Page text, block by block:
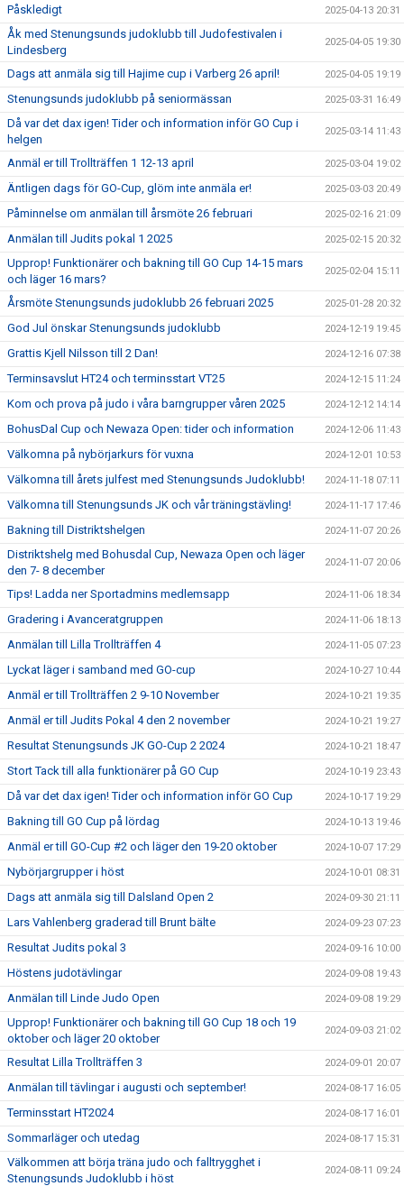
Påskledigt 2025-04-13 20:31
Åk med Stenungsunds judoklubb till Judofestivalen i
Lindesberg
2025-04-05 19:30
Dags att anmäla sig till Hajime cup i Varberg 26 april! 2025-04-05 19:19
Stenungsunds judoklubb på seniormässan 2025-03-31 16:49
Då var det dax igen! Tider och information inför GO Cup i
helgen
2025-03-14 11:43
Anmäl er till Trollträffen 1 12-13 april 2025-03-04 19:02
Äntligen dags för GO-Cup, glöm inte anmäla er! 2025-03-03 20:49
Påminnelse om anmälan till årsmöte 26 februari 2025-02-16 21:09
Anmälan till Judits pokal 1 2025 2025-02-15 20:32
Upprop! Funktionärer och bakning till GO Cup 14-15 mars
och läger 16 mars?
2025-02-04 15:11
Årsmöte Stenungsunds judoklubb 26 februari 2025 2025-01-28 20:32
God Jul önskar Stenungsunds judoklubb 2024-12-19 19:45
Grattis Kjell Nilsson till 2 Dan! 2024-12-16 07:38
Terminsavslut HT24 och terminsstart VT25 2024-12-15 11:24
Kom och prova på judo i våra barngrupper våren 2025 2024-12-12 14:14
BohusDal Cup och Newaza Open: tider och information 2024-12-06 11:43
Välkomna på nybörjarkurs för vuxna 2024-12-01 10:53
Välkomna till årets julfest med Stenungsunds Judoklubb! 2024-11-18 07:11
Välkomna till Stenungsunds JK och vår träningstävling! 2024-11-17 17:46
Bakning till Distriktshelgen 2024-11-07 20:26
Distriktshelg med Bohusdal Cup, Newaza Open och läger
den 7- 8 december
2024-11-07 20:06
Tips! Ladda ner Sportadmins medlemsapp 2024-11-06 18:34
Gradering i Avanceratgruppen 2024-11-06 18:13
Anmälan till Lilla Trollträffen 4 2024-11-05 07:23
Lyckat läger i samband med GO-cup 2024-10-27 10:44
Anmäl er till Trollträffen 2 9-10 November 2024-10-21 19:35
Anmäl er till Judits Pokal 4 den 2 november 2024-10-21 19:27
Resultat Stenungsunds JK GO-Cup 2 2024 2024-10-21 18:47
Stort Tack till alla funktionärer på GO Cup 2024-10-19 23:43
Då var det dax igen! Tider och information inför GO Cup 2024-10-17 19:29
Bakning till GO Cup på lördag 2024-10-13 19:46
Anmäl er till GO-Cup #2 och läger den 19-20 oktober 2024-10-07 17:29
Nybörjargrupper i höst 2024-10-01 08:31
Dags att anmäla sig till Dalsland Open 2 2024-09-30 21:11
Lars Vahlenberg graderad till Brunt bälte 2024-09-23 07:23
Resultat Judits pokal 3 2024-09-16 10:00
Höstens judotävlingar 2024-09-08 19:43
Anmälan till Linde Judo Open 2024-09-08 19:29
Upprop! Funktionärer och bakning till GO Cup 18 och 19
oktober och läger 20 oktober
2024-09-03 21:02
Resultat Lilla Trollträffen 3 2024-09-01 20:07
Anmälan till tävlingar i augusti och september! 2024-08-17 16:05
Terminsstart HT2024 2024-08-17 16:01
Sommarläger och utedag 2024-08-17 15:31
Välkommen att börja träna judo och falltrygghet i
Stenungsunds Judoklubb i höst
2024-08-11 09:24